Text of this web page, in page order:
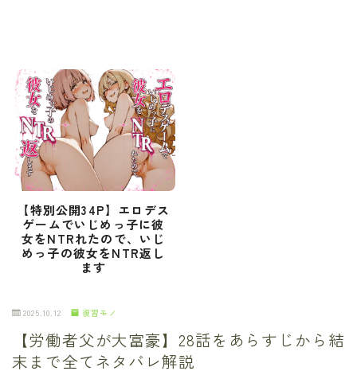
【特別公開34P】エロデス
ゲームでいじめっ子に彼
女をNTRれたので、いじ
めっ子の彼女をNTR返し
ます
2025.10.12 復習モノ
【労働者父が大富豪】28話をあらすじから結
末まで全てネタバレ解説